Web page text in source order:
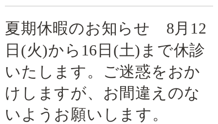
夏期休暇のお知らせ 8月12
日(火)から16日(土)まで休診
いたします。ご迷惑をおか
けしますが、お間違えのな
いようお願いします。